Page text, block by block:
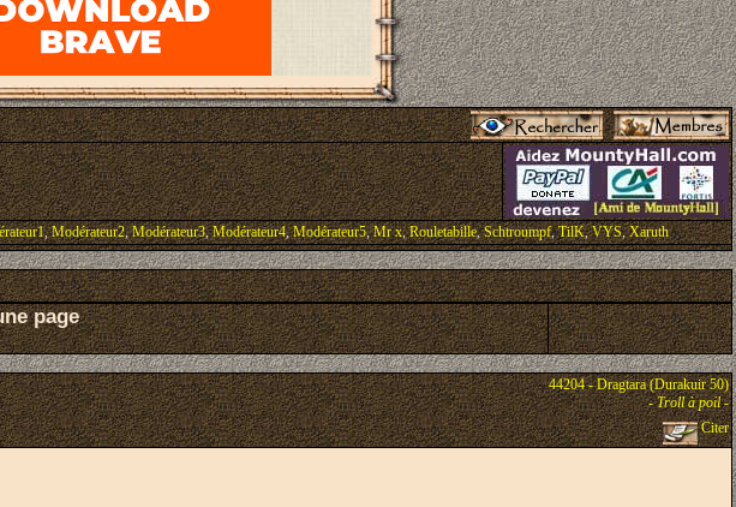
,Modérateur2,Modérateur3,Modérateur4,Modérateur5,Mr x,Rouletabille,Schtroumpf,TilK,VYS,Xaruth
page
44204 - Dragtara (Durakuir 50)
-Troll à poil-
Citer